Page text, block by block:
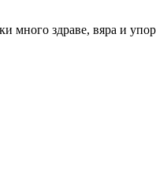
здраве, вяра и